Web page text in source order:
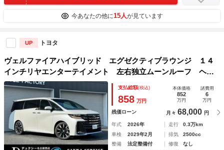
今あなたの他に15人が見ています
UP トヨタ
ヴェルファイアハイブリッド エグゼクティブラウンジ １４
インチリヤエンターテイメント 左右独立ムーンルーフ ヘッ
ドアップディスプレイ ドライバーズモニター パノラミック
ビュー ＢＳＭ 内臓ドラレコ トヨタチームメイト 純正Ａ
Ｗ１９インチ ＥＴＣ２．０
支払総額(税込)
858 万円
本体価格
852
万円
諸費用
6
万円
残価ローン 月々 68,000 円
年式 2026年 走行
0.3万km
車検
2029年2月 排気
2500cc
整備
法定整備付 修復
なし